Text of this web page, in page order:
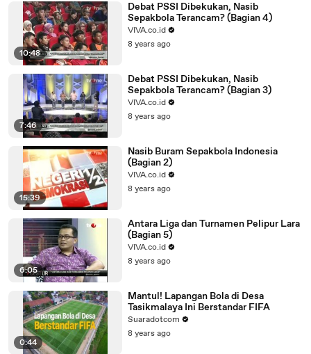
10:48
Debat PSSI Dibekukan, Nasib
Sepakbola Terancam? (Bagian 4)
VIVA.co.id
8 years ago
7:46
Debat PSSI Dibekukan, Nasib
Sepakbola Terancam? (Bagian 3)
VIVA.co.id
8 years ago
15:39
Nasib Buram Sepakbola Indonesia
(Bagian 2)
VIVA.co.id
8 years ago
6:05
Antara Liga dan Turnamen Pelipur Lara
(Bagian 5)
VIVA.co.id
8 years ago
0:44
Mantul! Lapangan Bola di Desa
Tasikmalaya Ini Berstandar FIFA
Suaradotcom
8 years ago